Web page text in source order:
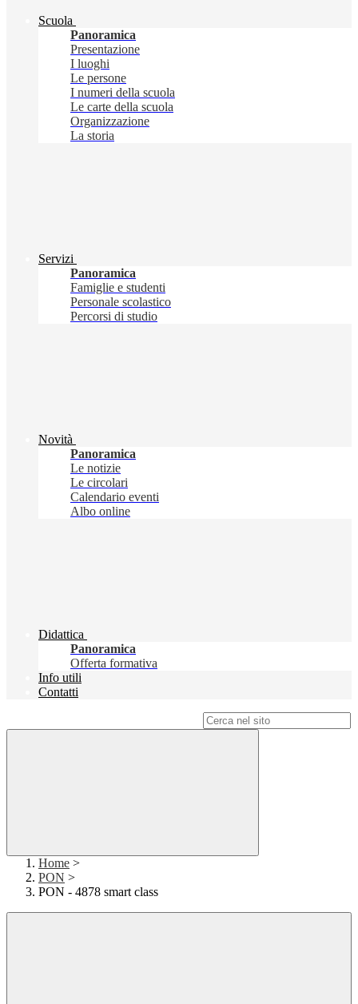
Scuola
Panoramica
Presentazione
I luoghi
Le persone
I numeri della scuola
Le carte della scuola
Organizzazione
La storia
Servizi
Panoramica
Famiglie e studenti
Personale scolastico
Percorsi di studio
Novità
Panoramica
Le notizie
Le circolari
Calendario eventi
Albo online
Didattica
Panoramica
Offerta formativa
Info utili
Contatti
Home >
PON >
PON - 4878 smart class